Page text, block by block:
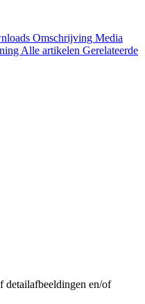
Omschrijving Media
Alle artikelen Gerelateerde
en/of